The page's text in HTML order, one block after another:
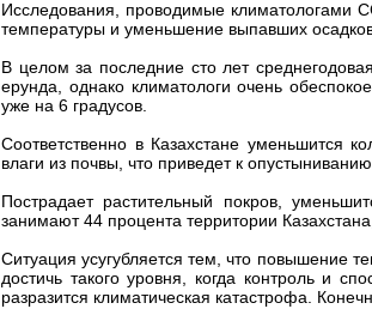
Исследования, проводимые климатологами
температуры и уменьшение выпавших
В целом за последние сто лет
ерунда, однако климатологи очень
уже на 6 градусов.
Соответственно в Казахстане уменьшится
влаги из почвы, что приведет к
Пострадает растительный покров,
занимают 44 процента территории
Ситуация усугубляется тем, что повышение
достичь такого уровня, когда контроль и
разразится климатическая катастрофа.